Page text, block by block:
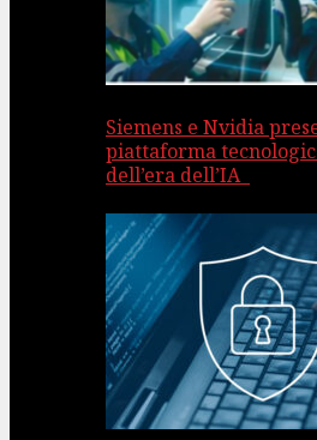
Siemens e Nvidia
piattaforma
dell’era dell’IA